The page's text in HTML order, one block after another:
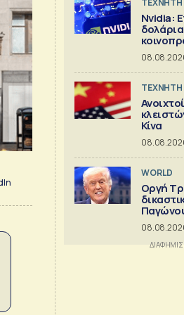
Nvidia:
για
Κίνα
WORLD
Οργή
στη νέα